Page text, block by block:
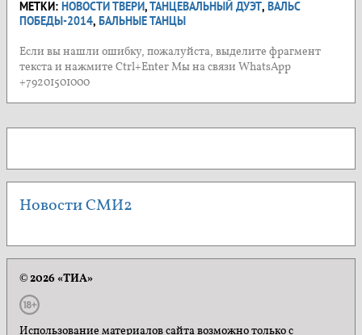
МЕТКИ: НОВОСТИ ТВЕРИ,ТАНЦЕВАЛЬНЫЙ ДУЭТ, ВАЛЬС
ПОБЕДЫ-2014, БАЛЬНЫЕ ТАНЦЫ
Если вы нашли ошибку, пожалуйста, выделите фрагмент
текста и нажмите Ctrl+Enter Мы на связи WhatsApp
+79201501000
Новости СМИ2
© 2026 «ТИА»
Использование материалов сайта возможно только с